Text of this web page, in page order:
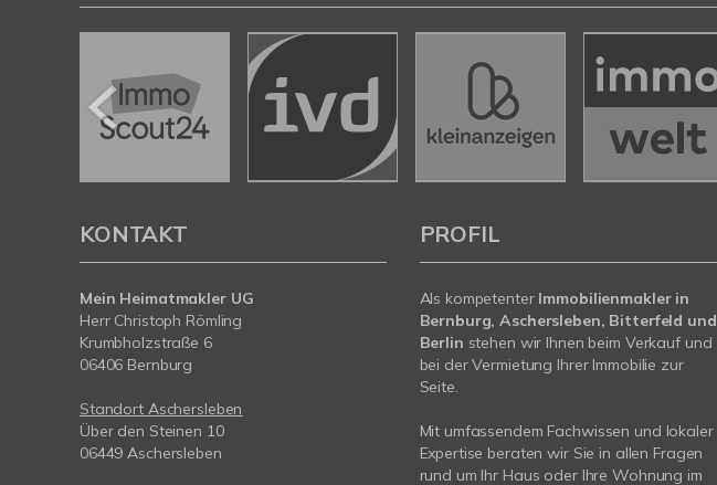
KONTAKT
Mein Heimatmakler UG
Herr Christoph Römling
Krumbholzstraße 6
06406 Bernburg
Standort Aschersleben
Über den Steinen 10
06449 Aschersleben
PROFIL
Als kompetenter Immobilienmakler in
Bernburg, Aschersleben, Bitterfeld und
Berlin stehen wir Ihnen beim Verkauf und
bei der Vermietung Ihrer Immobilie zur
Seite.
Mit umfassendem Fachwissen und lokaler
Expertise beraten wir Sie in allen Fragen
rund um Ihr Haus oder Ihre Wohnung im